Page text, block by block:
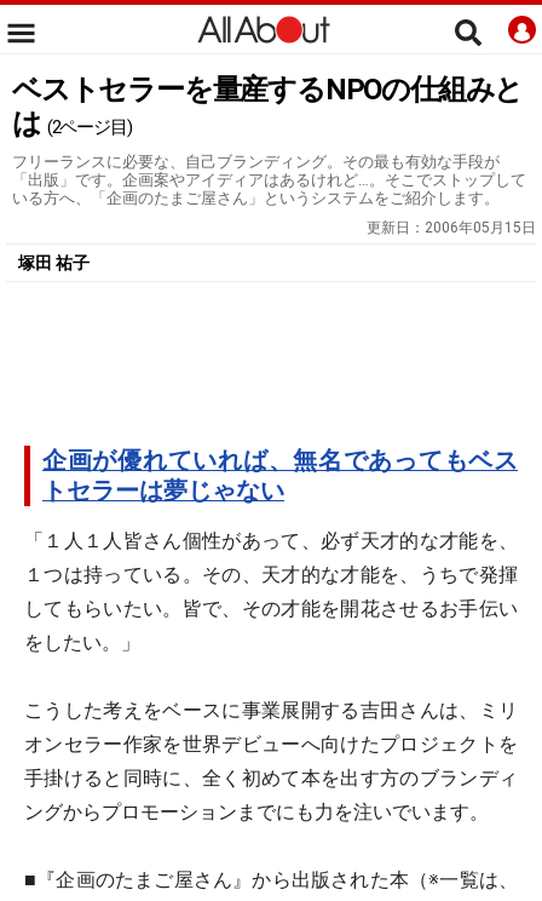
ベストセラーを量産するNPOの仕組みと
は (2ページ目)
フリーランスに必要な、自己ブランディング。その最も有効な手段が
「出版」です。企画案やアイディアはあるけれど…。そこでストップして
いる方へ、「企画のたまご屋さん」というシステムをご紹介します。
更新日： 2006年05月15日
塚田 祐子
企画が優れていれば、無名であってもベス
トセラーは夢じゃない
「１人１人皆さん個性があって、必ず天才的な才能を、
１つは持っている。その、天才的な才能を、うちで発揮
してもらいたい。皆で、その才能を開花させるお手伝い
をしたい。」
こうした考えをベースに事業展開する吉田さんは、ミリ
オンセラー作家を世界デビューへ向けたプロジェクトを
手掛けると同時に、全く初めて本を出す方のブランディ
ングからプロモーションまでにも力を注いでいます。
■『企画のたまご屋さん』から出版された本 （※一覧は、